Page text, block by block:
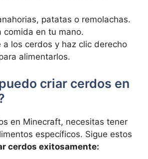
patatas o remolachas.
comida en tu mano.
a​ los cerdos y haz clic ‌derecho
alimentarlos.
criar cerdos en
en Minecraft, necesitas tener
específicos. Sigue estos
cerdos exitosamente: